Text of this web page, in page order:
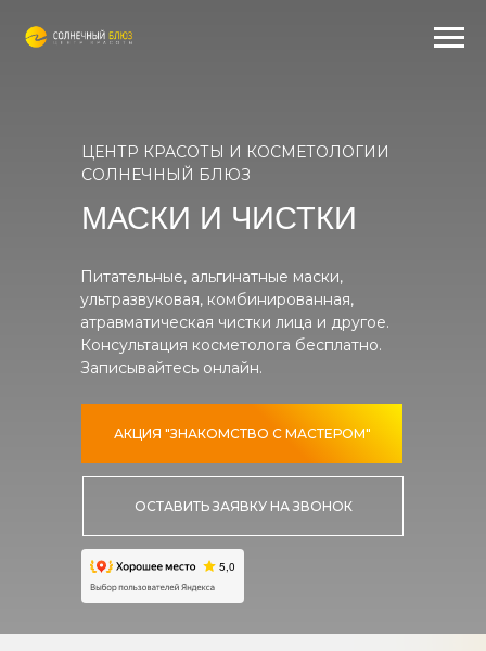
ЦЕНТР КРАСОТЫ И КОСМЕТОЛОГИИ
СОЛНЕЧНЫЙ БЛЮЗ
Питательные, альгинатные маски,
ультразвуковая, комбинированная,
атравматическая чистки лица и другое.
Консультация косметолога бесплатно.
Записывайтесь онлайн.
МАСКИ И ЧИСТКИ
АКЦИЯ "ЗНАКОМСТВО С МАСТЕРОМ"
ОСТАВИТЬ ЗАЯВКУ НА ЗВОНОК